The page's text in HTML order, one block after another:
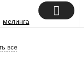
все